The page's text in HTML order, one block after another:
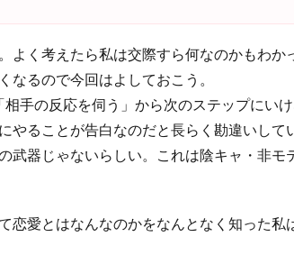
く考えたら私は交際すら何なのかもわか
なるので今回はよしておこう。
相手の反応を伺う」から次のステップにい
やることが告白なのだと長らく勘違いして
武器じゃないらしい。これは陰キャ・非モ
恋愛とはなんなのかをなんとなく知った私